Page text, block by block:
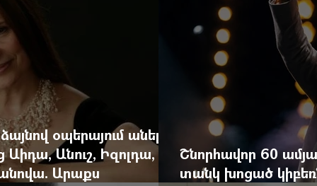
օպերայում անելիք
Աիդա, Անուշ, Իզոլդա,
Արաքս
Շնորհավոր 60
տանկ խոցած